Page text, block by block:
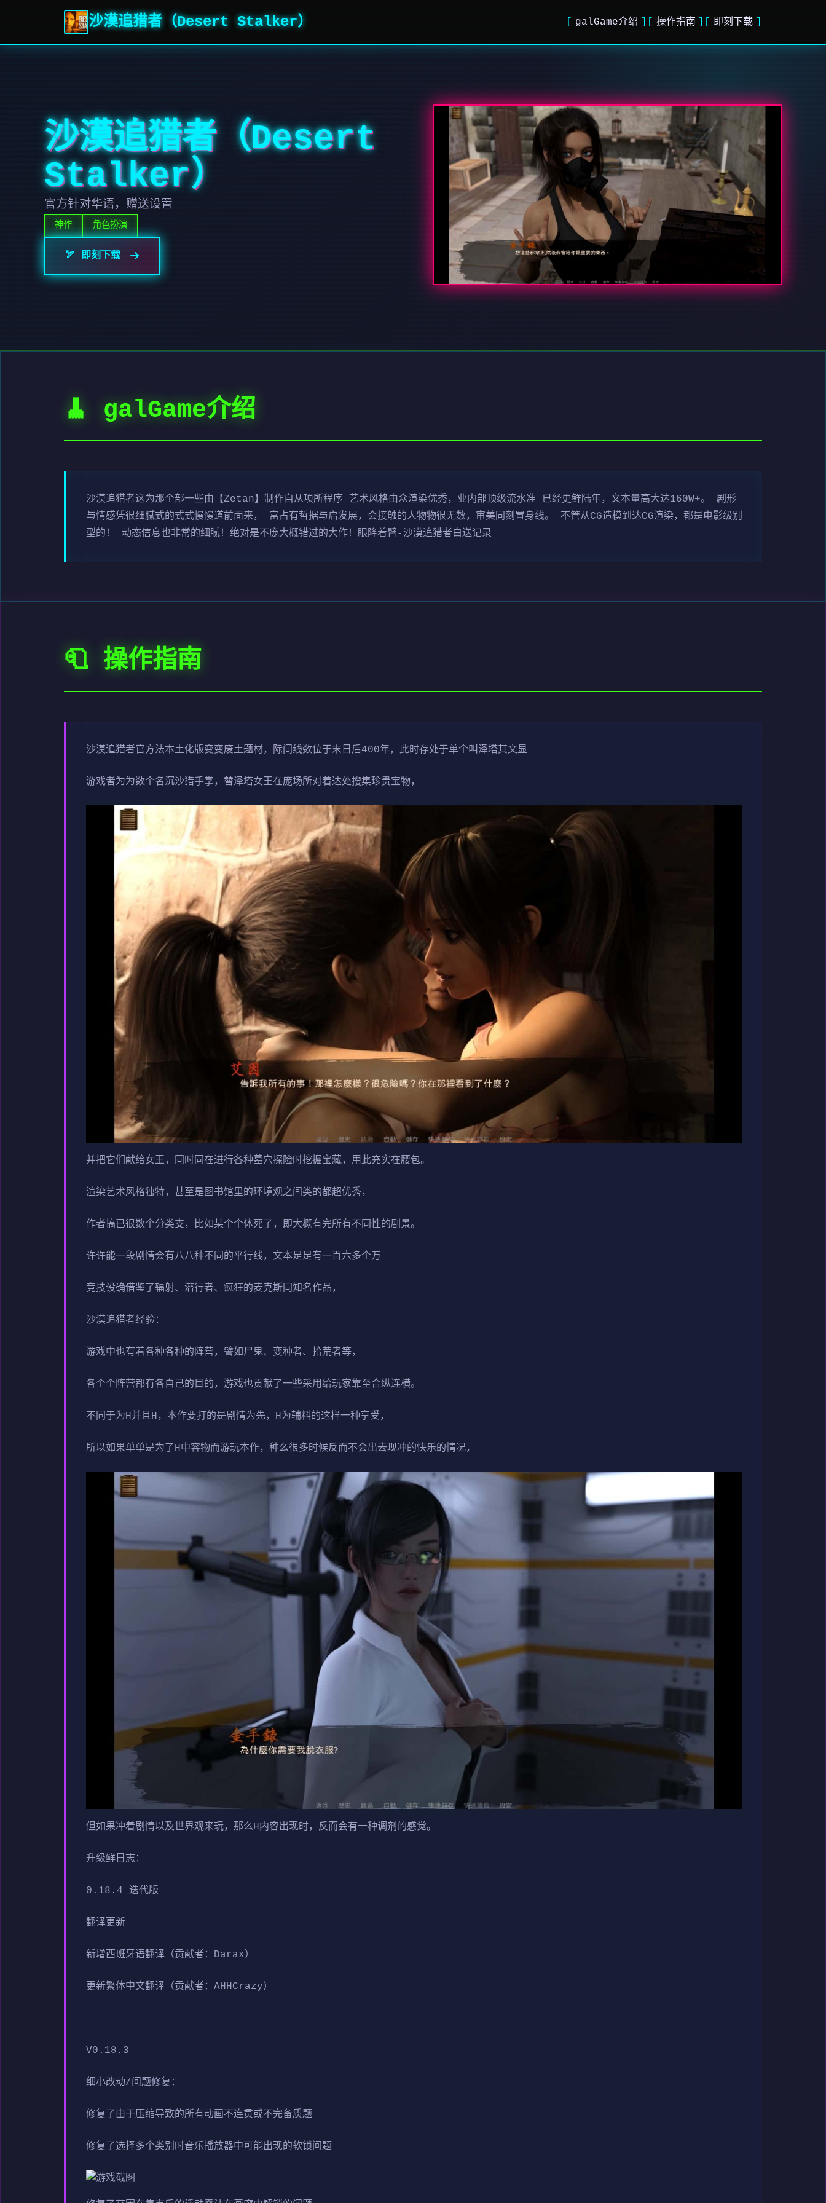
沙漠追猎者（Desert Stalker） galGame介绍 操作指南 即刻下载
沙漠追猎者（Desert
Stalker）
官方针对华语，赠送设置
神作 角色扮演
🏹 即刻下载
🧹 galGame介绍
沙漠追猎者这为那个部一些由【Zetan】制作自从项所程序 艺术风格由众渲染优秀，业内部顶级流水准 已经更鲜陆年，文本量高大达160W+。 剧形
与情感凭很细腻式的式式慢慢道前面来， 富占有哲据与启发展，会接触的人物物很无数，审美同刻置身线。 不管从CG造模到达CG渲染，都是电影级别
型的！ 动态信息也非常的细腻！绝对是不庞大概错过的大作！眼降着臂-沙漠追猎者白送记录
🧻 操作指南
沙漠追猎者官方法本土化版变变废土题材，际间线数位于末日后400年，此时存处于单个叫泽塔其文显
游戏者为为数个名沉沙猎手掌，替泽塔女王在庞场所对着达处搜集珍贵宝物，
并把它们献给女王，同时同在进行各种墓穴探险时挖掘宝藏，用此充实在腰包。
渲染艺术风格独特，甚至是图书馆里的环境观之间类的都超优秀，
作者搞已很数个分类支，比如某个个体死了，即大概有完所有不同性的剧景。
许许能一段剧情会有八八种不同的平行线，文本足足有一百六多个万
竞技设确借鉴了辐射、潜行者、疯狂的麦克斯同知名作品，
沙漠追猎者经验：
游戏中也有着各种各种的阵营，譬如尸鬼、变种者、拾荒者等，
各个个阵营都有各自己的目的，游戏也贡献了一些采用给玩家靠至合纵连横。
不同于为H并且H，本作要打的是剧情为先，H为辅料的这样一种享受，
所以如果单单是为了H中容物而游玩本作，种么很多时候反而不会出去现冲的快乐的情况，
但如果冲着剧情以及世界观来玩，那么H内容出现时，反而会有一种调剂的感觉。
升级鲜日志：
0.18.4 迭代版
翻译更新
新增西班牙语翻译（贡献者：Darax）
更新繁体中文翻译（贡献者：AHHCrazy）
V0.18.3
细小改动/问题修复：
修复了由于压缩导致的所有动画不连贯或不完备质题
修复了选择多个类别时音乐播放器中可能出现的软锁问题